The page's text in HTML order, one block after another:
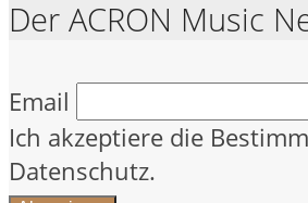
Der ACRON Music
Email
Ich akzeptiere die
Datenschutz.